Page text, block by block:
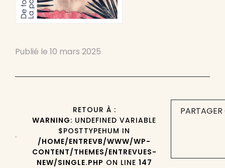
Publié le 10 mars 2025
RETOUR À :
WARNING: UNDEFINED VARIABLE
$POSTTYPEHUM IN
/HOME/ENTREVB/WWW/WP-
CONTENT/THEMES/ENTREVUES-
NEW/SINGLE.PHP ON LINE 147